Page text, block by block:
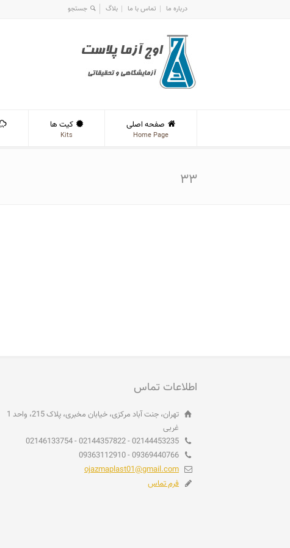
درباره ما تماس با ما بلاگ
صفحه اصلی
Home Page
کیت ها
Kits
۳۳
اطلاعات تماس
تهران، جنت آباد مرکزی، خیابان مخبری، پلاک 215، واحد 1
غربی
02144453235 - 02144357822 - 02146133754
09369440766 - 09363112910
ojazmaplast01@gmail.com
فرم تماس